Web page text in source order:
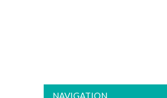
NAVIGATION